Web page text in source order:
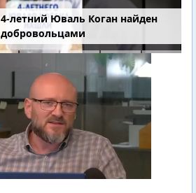
4-летний Юваль Коган найден
добровольцами